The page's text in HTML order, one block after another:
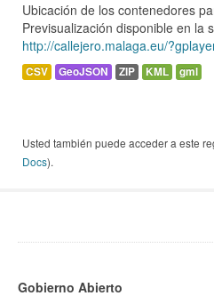
Ubicación de los contenedores
Previsualización disponible en la
http://callejero.malaga.eu/
CSV GeoJSON ZIP KML gml
Usted también puede acceder a este
Docs).
Gobierno Abierto